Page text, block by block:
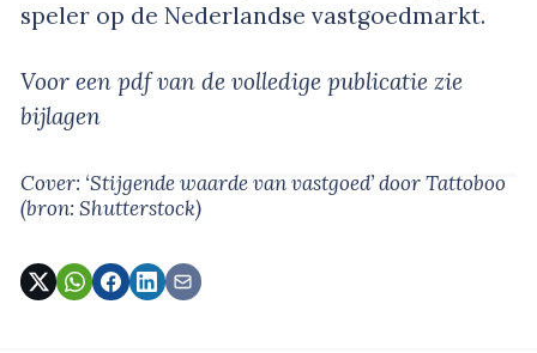
speler op de Nederlandse vastgoedmarkt.
Voor een pdf van de volledige publicatie zie
bijlagen
Cover: ‘Stijgende waarde van vastgoed’door Tattoboo
(bron: Shutterstock)